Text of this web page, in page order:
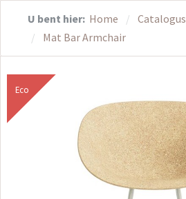
U bent hier: Home Catalogus
Mat Bar Armchair
Eco